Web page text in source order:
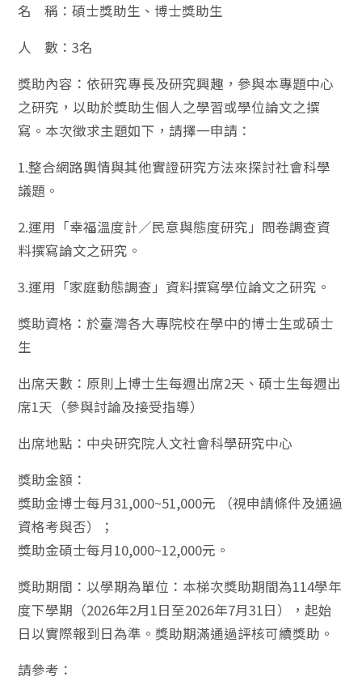
名 稱：碩士獎助生、博士獎助生
人 數：3名
獎助內容：依研究專長及研究興趣，參與本專題中心
之研究，以助於獎助生個人之學習或學位論文之撰
寫。本次徵求主題如下，請擇一申請：
1.整合網路輿情與其他實證研究方法來探討社會科學
議題。
2.運用「幸福溫度計／民意與態度研究」問卷調查資
料撰寫論文之研究。
3.運用「家庭動態調查」資料撰寫學位論文之研究。
獎助資格：於臺灣各大專院校在學中的博士生或碩士
生
出席天數：原則上博士生每週出席2天、碩士生每週出
席1天（參與討論及接受指導）
出席地點：中央研究院人文社會科學研究中心
獎助金額：
獎助金博士每月31,000~51,000元 （視申請條件及通過
資格考與否）；
獎助金碩士每月10,000~12,000元。
獎助期間：以學期為單位：本梯次獎助期間為114學年
度下學期（2026年2月1日至2026年7月31日），起始
日以實際報到日為準。獎助期滿通過評核可續獎助。
請參考：